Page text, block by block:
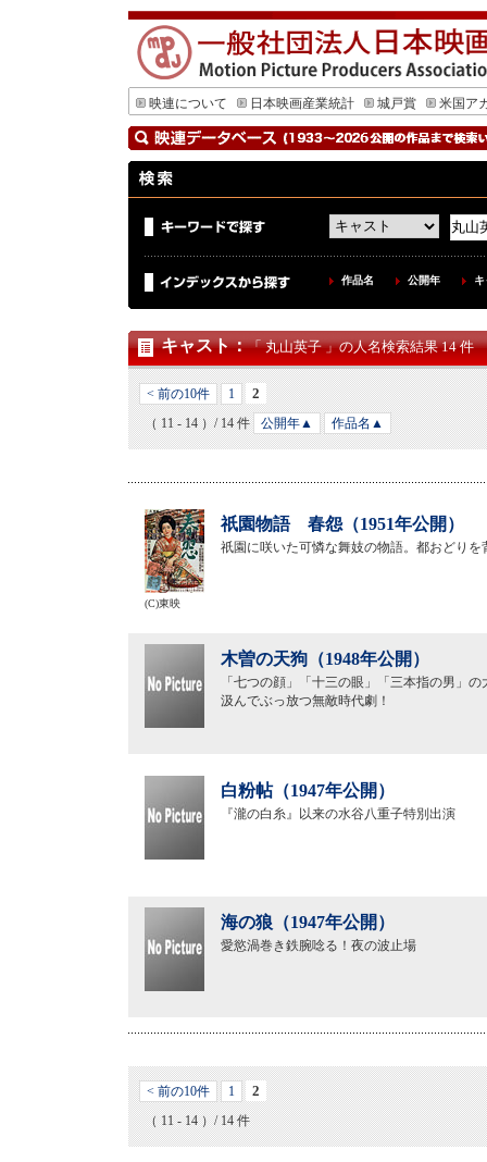
映連について 日本映画産業統計 城戸賞 米国ア
作品名 公開年
キャスト：「 丸山英子 」の人名検索結果 14 件
< 前の10件 1 2
（ 11 - 14 ）/ 14 件 公開年▲ 作品名▲
祇園物語 春怨（1951年公開）
祇園に咲いた可憐な舞妓の物語。都おどり
(C)東映
木曽の天狗（1948年公開）
「七つの顔」「十三の眼」「三本指の男」
汲んでぶっ放つ無敵時代劇！
白粉帖（1947年公開）
『瀧の白糸』以来の水谷八重子特別出演
海の狼（1947年公開）
愛慾渦巻き鉄腕唸る！夜の波止場
< 前の10件 1 2
（ 11 - 14 ）/ 14 件